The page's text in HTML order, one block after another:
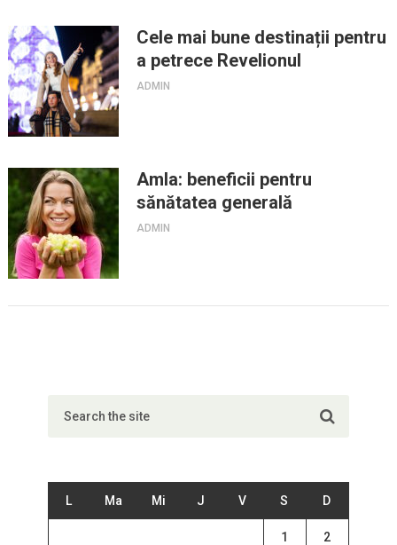
Cele mai bune destinații pentru
a petrece Revelionul
ADMIN
Amla: beneficii pentru
sănătatea generală
ADMIN
L Ma Mi J V S D
1 2